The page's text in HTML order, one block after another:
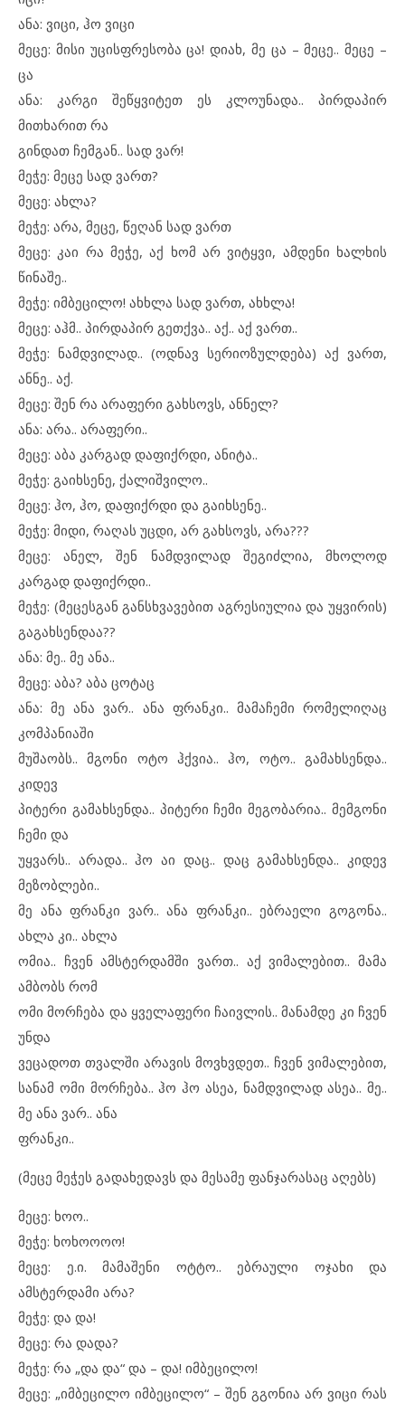
ანა: ვიცი, ჰო ვიცი
მეცე: მისი უცისფრესობა ცა! დიახ, მე ცა – მეცე.. მეცე –
ცა
ანა: კარგი შეწყვიტეთ ეს კლოუნადა.. პირდაპირ
მითხარით რა
გინდათ ჩემგან.. სად ვარ!
მეჭე: მეცე სად ვართ?
მეცე: ახლა?
მეჭე: არა, მეცე, წეღან სად ვართ
მეცე: კაი რა მეჭე, აქ ხომ არ ვიტყვი, ამდენი ხალხის
წინაშე..
მეჭე: იმბეცილო! ახხლა სად ვართ, ახხლა!
მეცე: აჰმ.. პირდაპირ გეთქვა.. აქ.. აქ ვართ..
მეჭე: ნამდვილად.. (ოდნავ სერიოზულდება) აქ ვართ,
ანნე.. აქ.
მეცე: შენ რა არაფერი გახსოვს, ანნელ?
ანა: არა.. არაფერი..
მეცე: აბა კარგად დაფიქრდი, ანიტა..
მეჭე: გაიხსენე, ქალიშვილო..
მეცე: ჰო, ჰო, დაფიქრდი და გაიხსენე..
მეჭე: მიდი, რაღას უცდი, არ გახსოვს, არა???
მეცე: ანელ, შენ ნამდვილად შეგიძლია, მხოლოდ
კარგად დაფიქრდი..
მეჭე: (მეცესგან განსხვავებით აგრესიულია და უყვირის)
გაგახსენდაა??
ანა: მე.. მე ანა..
მეცე: აბა? აბა ცოტაც
ანა: მე ანა ვარ.. ანა ფრანკი.. მამაჩემი რომელიღაც
კომპანიაში
მუშაობს.. მგონი ოტო ჰქვია.. ჰო, ოტო.. გამახსენდა..
კიდევ
პიტერი გამახსენდა.. პიტერი ჩემი მეგობარია.. მემგონი
ჩემი და
უყვარს.. არადა.. ჰო აი დაც.. დაც გამახსენდა.. კიდევ
მეზობლები..
მე ანა ფრანკი ვარ.. ანა ფრანკი.. ებრაელი გოგონა..
ახლა კი.. ახლა
ომია.. ჩვენ ამსტერდამში ვართ.. აქ ვიმალებით.. მამა
ამბობს რომ
ომი მორჩება და ყველაფერი ჩაივლის.. მანამდე კი ჩვენ
უნდა
ვეცადოთ თვალში არავის მოვხვდეთ.. ჩვენ ვიმალებით,
სანამ ომი მორჩება.. ჰო ჰო ასეა, ნამდვილად ასეა.. მე..
მე ანა ვარ.. ანა
ფრანკი..
(მეცე მეჭეს გადახედავს და მესამე ფანჯარასაც აღებს)
მეცე: ხოო..
მეჭე: ხოხოოოო!
მეცე: ე.ი. მამაშენი ოტტო.. ებრაული ოჯახი და
ამსტერდამი არა?
მეჭე: და და!
მეცე: რა დადა?
მეჭე: რა „და და“ და – და! იმბეცილო!
მეცე: „იმბეცილო იმბეცილო“ – შენ გგონია არ ვიცი რას